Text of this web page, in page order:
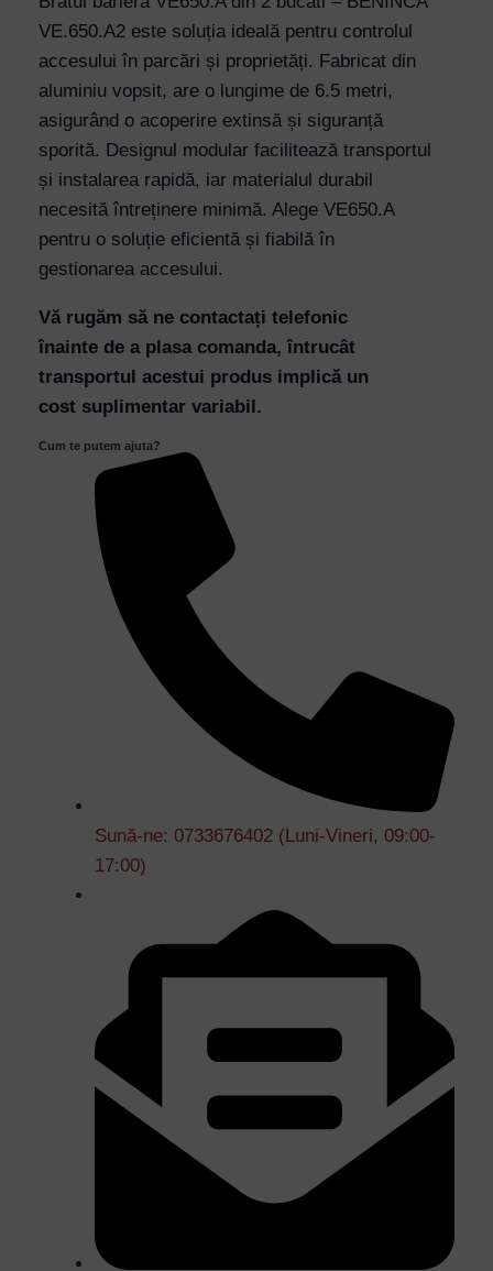
2
Bucati
Aluminiu
6.5m
-
BENINCA
VE.650.A2
quantity
VE.650.A2 este soluția ideală pentru controlul
accesului în parcări și proprietăți. Fabricat din
aluminiu vopsit, are o lungime de 6.5 metri,
asigurând o acoperire extinsă și siguranță
sporită. Designul modular facilitează transportul
și instalarea rapidă, iar materialul durabil
necesită întreținere minimă. Alege VE650.A
pentru o soluție eficientă și fiabilă în
gestionarea accesului.
Vă rugăm să ne contactați telefonic
înainte de a plasa comanda, întrucât
transportul acestui produs implică un
cost suplimentar variabil.
Cum te putem ajuta?
Sună-ne: 0733676402 (Luni-Vineri, 09:00-
17:00)